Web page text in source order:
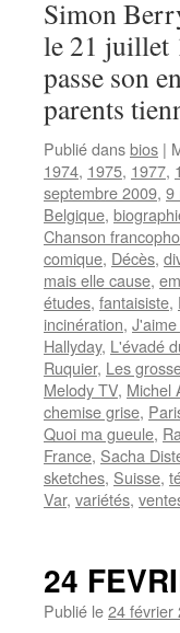
Simon
le 21 juillet
passe son
parents
Publié dansbios |
1974, 1975, 1977,
septembre 2009, 9
Belgique,
Chanson
comique, Décès,
mais elle cause,
études, fantaisiste,
incinération,
Hallyday, L'évadé
Ruquier, Les
Melody TV, Michel
chemise grise,
Quoi ma gueule,
France, Sacha
sketches, Suisse,
Var, variétés,
24
Publié le24 février